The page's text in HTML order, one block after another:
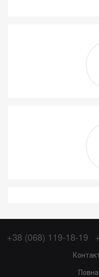
+38 (068) 119-18-19